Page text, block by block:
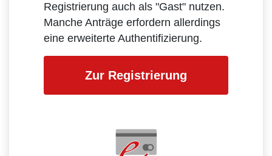
Registrierung auch als "Gast" nutzen.
Manche Anträge erfordern allerdings
eine erweiterte Authentifizierung.
Zur Registrierung